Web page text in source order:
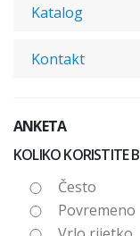
Katalog
Kontakt
ANKETA
KOLIKO KORISTITE
Često
Povremeno